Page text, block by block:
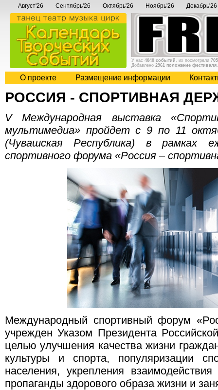
Август'26 Сентябрь'26 Октябрь'26 Ноябрь'26 Декабрь'26
У нас 4040 событий , их посмотрели
Добавлено 2961 положение фестиваля
О проекте Размещение информации
РОССИЯ - СПОРТИВНАЯ
V Международная выставка
мультимедиа» пройдет с 9 по 11
(Чувашская Республика) в рамках
спортивного форума «Россия –
Международный спортивный форум
учрежден Указом Президента
целью улучшения качества жизни
культуры и спорта, популяризации
населения, укрепления
пропаганды здорового образа жизни и